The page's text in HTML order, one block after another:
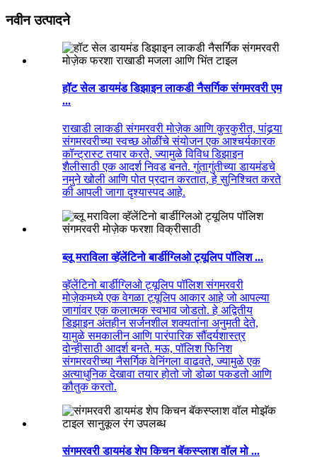
नवीन उत्पादने
हॉट सेल डायमंड डिझाइन लाकडी नैसर्गिक संगमरवरी एम
...
राखाडी लाकडी संगमरवरी मोज़ेक आणि कुरकुरीत, पांढर्‍या
संगमरवरीच्या स्वच्छ ओळींचे संयोजन एक आश्चर्यकारक
कॉन्ट्रास्ट तयार करते, ज्यामुळे विविध डिझाइन
शैलीसाठी एक आदर्श निवड बनते. गुंतागुंतीच्या डायमंडचे
नमुने खोली आणि पोत प्रदान करतात, हे सुनिश्चित करते
की आपली जागा दृश्यास्पद आहे.
ब्लू मराविला व्हॅलेंटिनो बार्डीग्लिओ ट्यूलिप पॉलिश ...
व्हॅलेंटिनो बार्डीग्लिओ ट्यूलिप पॉलिश संगमरवरी
मोज़ेकमध्ये एक वेगळा ट्यूलिप आकार आहे जो आपल्या
जागांवर एक कलात्मक स्वभाव जोडतो. हे अद्वितीय
डिझाइन अंतहीन सर्जनशील शक्यतांना अनुमती देते,
यामुळे समकालीन आणि पारंपारिक सौंदर्यशास्त्र
दोन्हीसाठी आदर्श बनते. मऊ, पॉलिश फिनिश
संगमरवरीच्या नैसर्गिक वेनिंगला वाढवते, ज्यामुळे एक
अत्याधुनिक देखावा तयार होतो जो डोळा पकडतो आणि
कौतुक करतो.
संगमरवरी डायमंड शेप किचन बॅकस्प्लाश वॉल मो ...